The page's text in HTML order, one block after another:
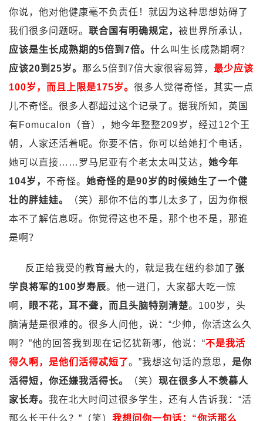
你说，他对他健康毫不负责任！就因为这种思想妨碍了
我们很多问题呀。 联合国有明确规定， 被世界所承认，
应该是生长成熟期的5倍到7倍。 什么叫生长成熟期啊？
应该20到25岁。 那么5倍到7倍大家很容易算， 最少应该
100岁，而且上限是175岁。 很多人觉得奇怪，其实一点
儿不奇怪。很多人都超过这个记录了。据我所知，英国
有Fomucalon（音），她今年整整209岁，经过12个王
朝，人家还活着呢。你要不信，你可以给她打个电话，
她可以直接……罗马尼亚有个老太太叫艾达， 她今年
104岁， 不奇怪。 她奇怪的是90岁的时候她生了一个健
壮的胖娃娃。
（笑）那你不信的事儿太多了，因为你根
本不了解信息呀。你觉得这也不是，那个也不是，那谁
是啊？
反正给我受的教育最大的，就是我在纽约参加了 张
学良将军的100岁寿辰。他一进门，大家都大吃一惊
啊，
眼不花，耳不聋，而且头脑特别清楚。100岁，头
脑清楚是很难的。很多人问他，说：“少帅，你活这么久
啊？”他的回答我到现在记忆犹新哪，他说：“不是我活
得久啊，是他们活得忒短了。”我想这句话的意思， 是你
活得短，你还嫌我活得长。
（笑） 现在很多人不羡慕人
家长寿。 我在北大时问过很多学生，还有人告诉我：“活
那么长干什么？”（笑） 我想问你一句话：“你活那么